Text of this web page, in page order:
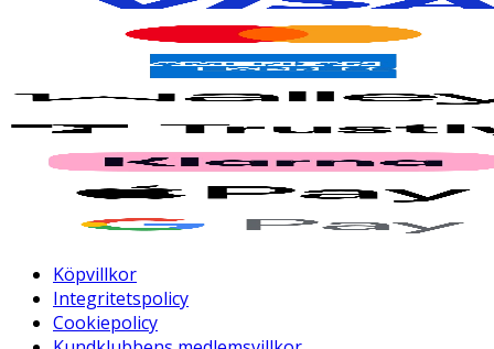
Köpvillkor
Integritetspolicy
Cookiepolicy